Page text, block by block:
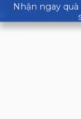
Nhận ngay